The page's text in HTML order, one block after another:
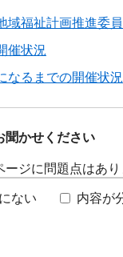
域福祉計画推進委
催状況
なるまでの開催状況
聞かせください
ージに問題点はあ
ない 内容が